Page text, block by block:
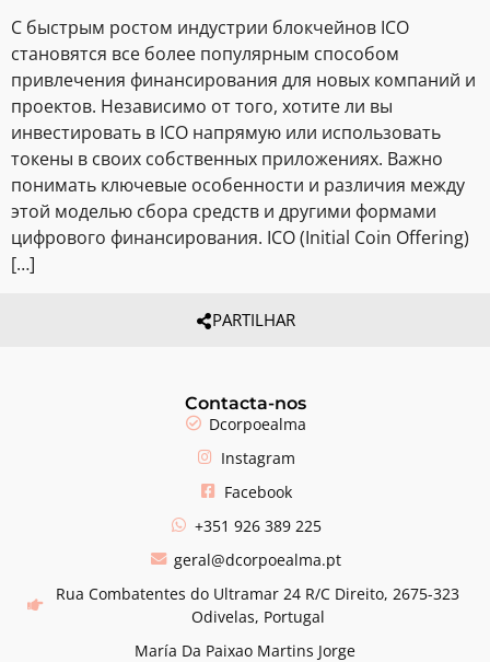
С быстрым ростом индустрии блокчейнов ICO
становятся все более популярным способом
привлечения финансирования для новых компаний и
проектов. Независимо от того, хотите ли вы
инвестировать в ICO напрямую или использовать
токены в своих собственных приложениях. Важно
понимать ключевые особенности и различия между
этой моделью сбора средств и другими формами
цифрового финансирования. ICO (Initial Coin Offering)
[…]
PARTILHAR
Contacta-nos
Dcorpoealma
Instagram
Facebook
+351 926 389 225
geral@dcorpoealma.pt
Rua Combatentes do Ultramar 24 R/C Direito, 2675-323
Odivelas, Portugal
María Da Paixao Martins Jorge